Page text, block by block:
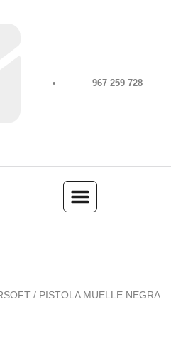
967 259 728
/ PISTOLA MUELLE NEGRA